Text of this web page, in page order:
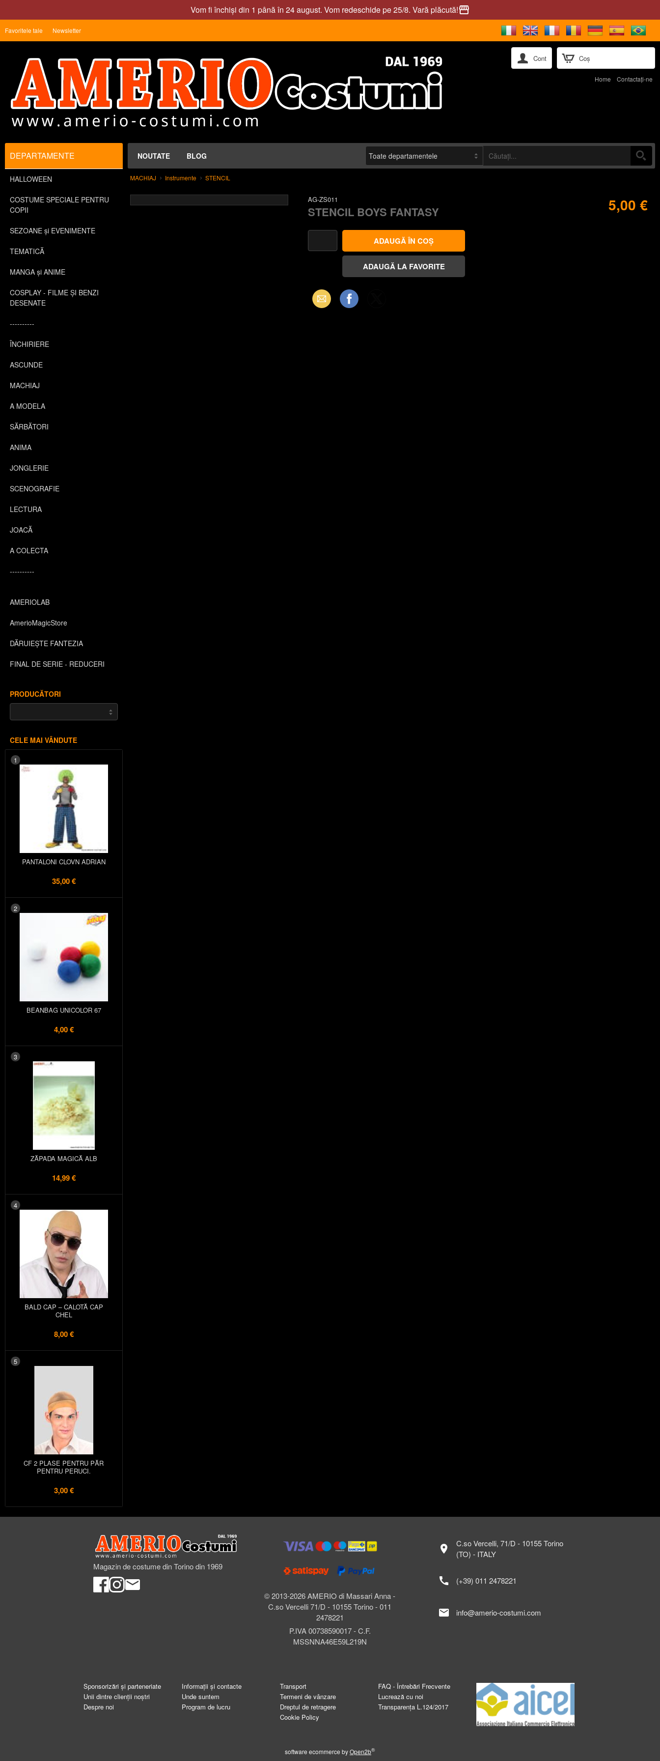
Vom fi închiși din 1 până în 24 august. Vom redeschide pe 25/8. Vară plăcută!storefront
Coș
Favoritele tale Newsletter
Cont
Home Contactaţi-ne
NOUTATE BLOG
DEPARTAMENTE
HALLOWEEN
COSTUME SPECIALE PENTRU
COPII
SEZOANE și EVENIMENTE
TEMATICĂ
MANGA și ANIME
COSPLAY - FILME ȘI BENZI
DESENATE
----------
ÎNCHIRIERE
ASCUNDE
MACHIAJ
A MODELA
SĂRBĂTORI
ANIMA
JONGLERIE
SCENOGRAFIE
LECTURA
JOACĂ
A COLECTA
----------
AMERIOLAB
AmerioMagicStore
DĂRUIEȘTE FANTEZIA
FINAL DE SERIE - REDUCERI
PRODUCĂTORI
CELE MAI VÂNDUTE
1
PANTALONI CLOVN ADRIAN
35,00 €
2
BEANBAG UNICOLOR 67
4,00 €
3
ZĂPADA MAGICĂ ALB
14,99 €
4
BALD CAP – CALOTĂ CAP
CHEL
8,00 €
5
CF 2 PLASE PENTRU PĂR
PENTRU PERUCI.
3,00 €
MACHIAJ Instrumente STENCIL
AG-ZS011
STENCIL BOYS FANTASY 5,00 €
Email Facebook
Magazin de costume din Torino din 1969
© 2013-2026 AMERIO di Massari Anna -
C.so Vercelli 71/D - 10155 Torino - 011
2478221
P.IVA 00738590017 - C.F.
MSSNNA46E59L219N
location_on
C.so Vercelli, 71/D - 10155 Torino
(TO) - ITALY
call (+39) 011 2478221
mail info@amerio-costumi.com
Sponsorizări și parteneriate
Unii dintre clienții noștri
Despre noi
Informații și contacte
Unde suntem
Program de lucru
Transport
Termeni de vânzare
Dreptul de retragere
Cookie Policy
FAQ - Întrebări Frecvente
Lucrează cu noi
Transparența L.124/2017
software ecommerce byOpen2b®